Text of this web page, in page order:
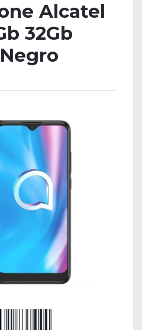
Alcatel
32Gb